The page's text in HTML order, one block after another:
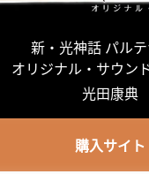
新・光神話 パル
オリジナル・サウン
光田康典
購入サイト